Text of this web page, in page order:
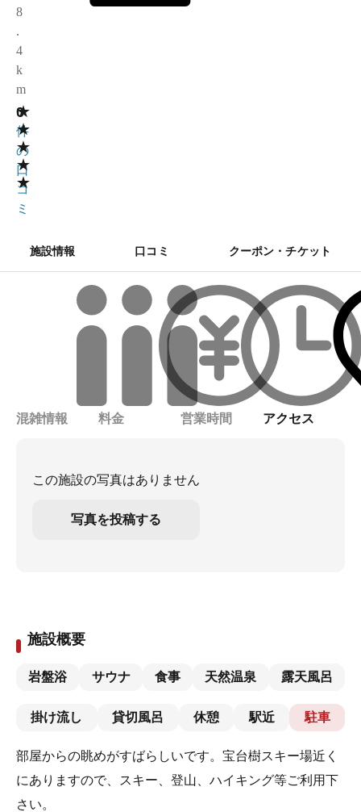
8
.
4
k
m
★
★
★
★
★
0
0
件
の
口
コ
ミ
施設情報 口コミ クーポン・チケット
混雑情報 料金 営業時間 アクセス
この施設の写真はありません
写真を投稿する
施設概要
岩盤浴 サウナ 食事 天然温泉 露天風呂
掛け流し 貸切風呂 休憩 駅近 駐車
部屋からの眺めがすばらしいです。宝台樹スキー場近く
にありますので、スキー、登山、ハイキング等ご利用下
さい。